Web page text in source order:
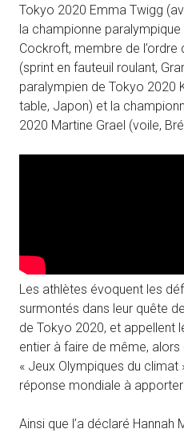
Tokyo 2020 Emma Twigg
la championne
Cockroft, membre de l’ordre
(sprint en fauteuil roulant,
paralympien de Tokyo 2020
table, Japon) et la
2020 Martine Grael (voile,
Les athlètes évoquent les
surmontés dans leur quête
de Tokyo 2020, et appellent
entier à faire de même, alors
« Jeux Olympiques du climat
réponse mondiale à
Ainsi que l’a déclaré Hannah